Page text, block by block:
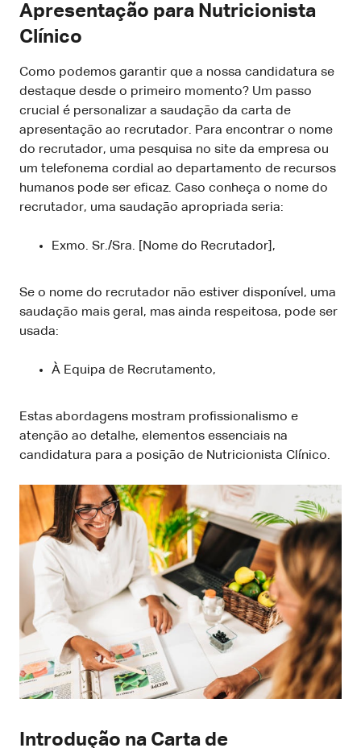
Apresentação para Nutricionista
Clínico
Como podemos garantir que a nossa candidatura se
destaque desde o primeiro momento? Um passo
crucial é personalizar a saudação da carta de
apresentação ao recrutador. Para encontrar o nome
do recrutador, uma pesquisa no site da empresa ou
um telefonema cordial ao departamento de recursos
humanos pode ser eficaz. Caso conheça o nome do
recrutador, uma saudação apropriada seria:
Exmo. Sr./Sra. [Nome do Recrutador],
Se o nome do recrutador não estiver disponível, uma
saudação mais geral, mas ainda respeitosa, pode ser
usada:
À Equipa de Recrutamento,
Estas abordagens mostram profissionalismo e
atenção ao detalhe, elementos essenciais na
candidatura para a posição de Nutricionista Clínico.
Introdução na Carta de